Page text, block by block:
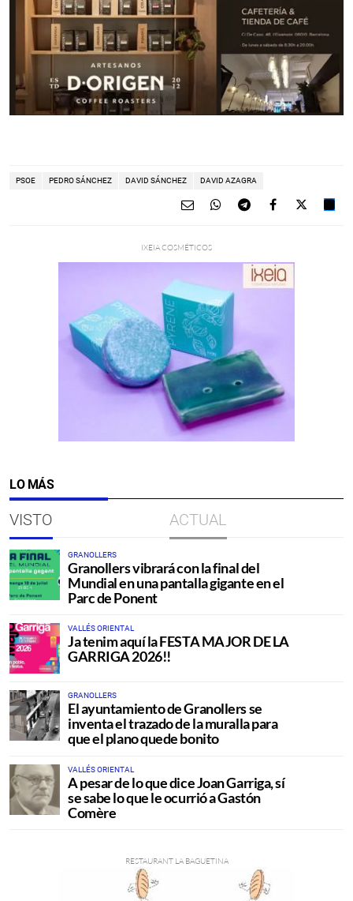
PSOE PEDRO SÁNCHEZ DAVID SÁNCHEZ DAVID AZAGRA
LO MÁS
VISTO ACTUAL
GRANOLLERS
Granollers vibrará con la final del
Mundial en una pantalla gigante en el
Parc de Ponent
VALLÉS ORIENTAL
Ja tenim aquí la FESTA MAJOR DE LA
GARRIGA 2026!!
GRANOLLERS
El ayuntamiento de Granollers se
inventa el trazado de la muralla para
que el plano quede bonito
VALLÉS ORIENTAL
A pesar de lo que dice Joan Garriga, sí
se sabe lo que le ocurrió a Gastón
Comère